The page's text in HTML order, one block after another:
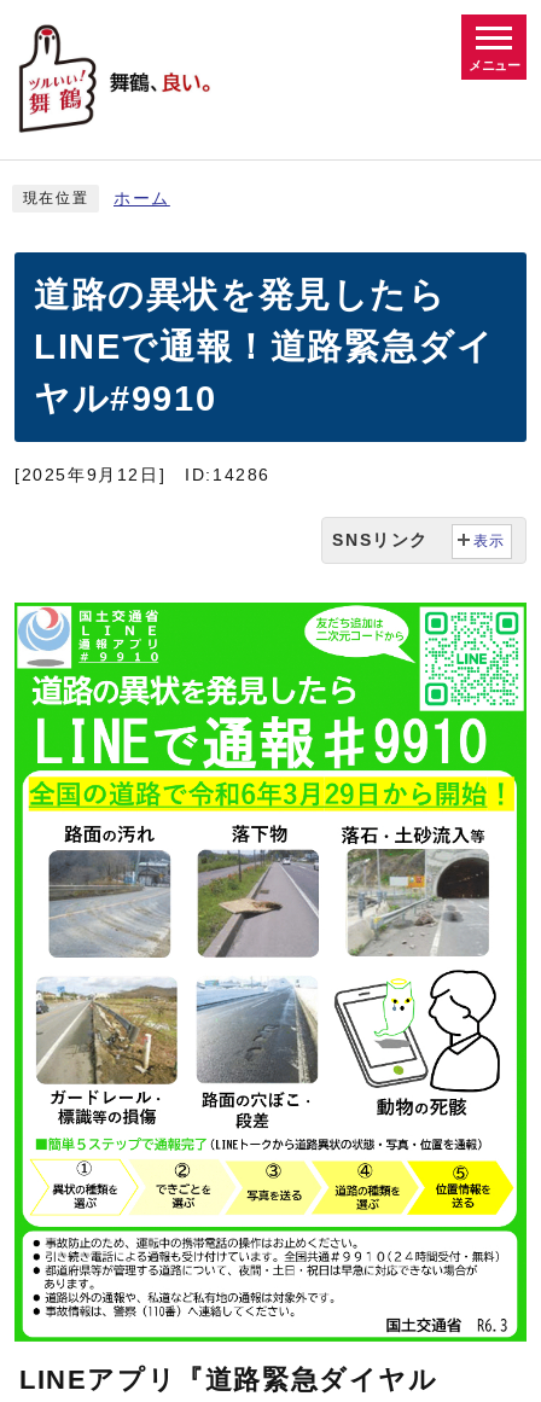
メニュー
現在位置 ホーム
道路の異状を発見したら
LINEで通報！道路緊急ダイ
ヤル#9910
[2025年9月12日] ID:14286
SNSリンク 表示
LINEアプリ『道路緊急ダイヤル